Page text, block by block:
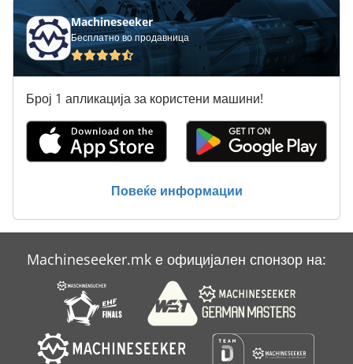
Дупчење Опрема
Етикети
Заоблени Греди
Котел
Мерна Опрема
Фаза
Хигиенска Опрема
Хомогенизатор
Machineseeker
Бесплатно во продавница
Број 1 апликација за користени машини!
Повеќе информации
Machineseeker.mk е официјален спонзор на: